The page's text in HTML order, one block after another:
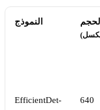
النموذج الحجم
EfficientDet-
640